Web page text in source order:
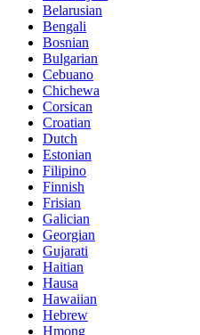
Belarusian
Bengali
Bosnian
Bulgarian
Cebuano
Chichewa
Corsican
Croatian
Dutch
Estonian
Filipino
Finnish
Frisian
Galician
Georgian
Gujarati
Haitian
Hausa
Hawaiian
Hebrew
Hmong